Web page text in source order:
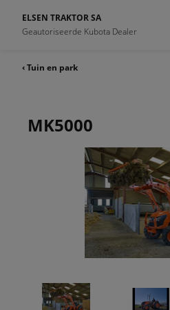
ELSEN TRAKTOR SA
Geautoriseerde Kubota Dealer
‹ Tuin en park
MK5000